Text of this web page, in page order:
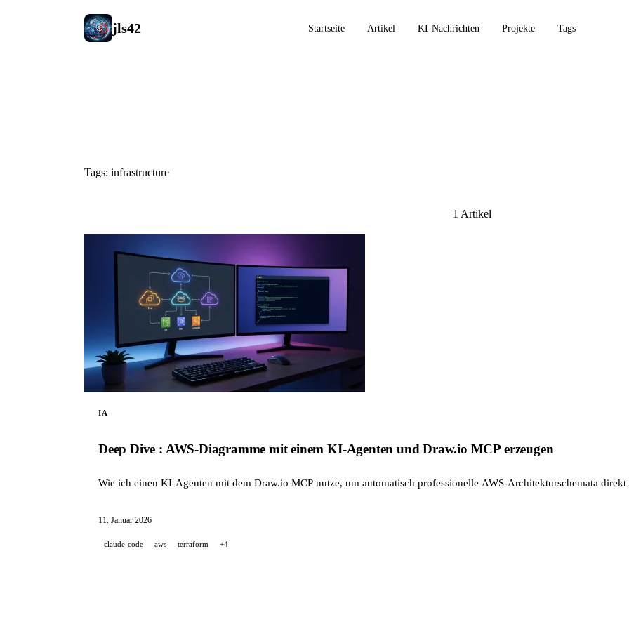
jls42 Startseite Artikel KI-Nachrichten Projekte Tags
Tags: infrastructure
1 Artikel
IA
Deep Dive : AWS-Diagramme mit einem KI-Agenten und Draw.io MCP erzeugen
Wie ich einen KI-Agenten mit dem Draw.io MCP nutze, um automatisch professionelle AWS-Architekturschemata
11. Januar 2026
claude-code aws terraform +4